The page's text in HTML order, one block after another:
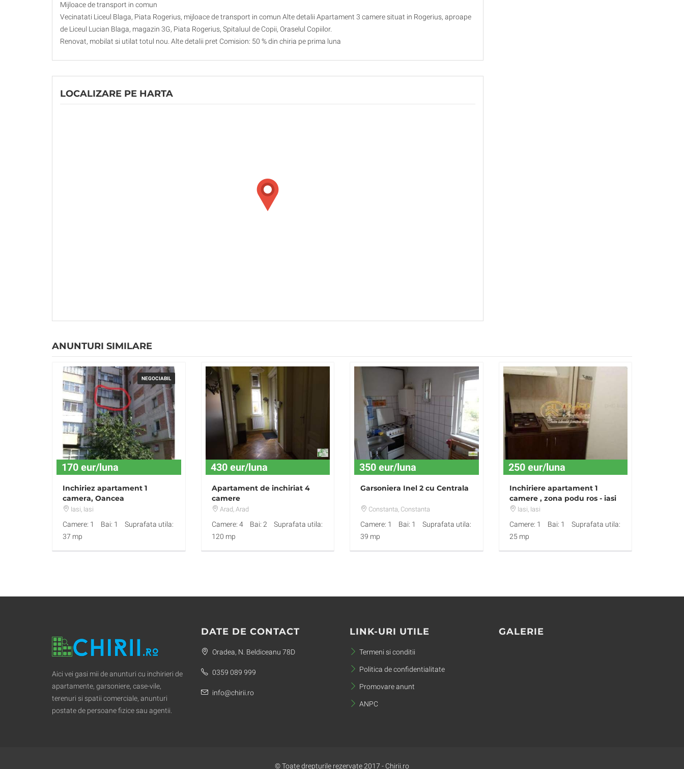
Mijloace de transport in comun
Vecinatati Liceul Blaga, Piata Rogerius, mijloace de transport in comun Alte detalii Apartament 3 camere situat in Rogerius, aproape
de Liceul Lucian Blaga, magazin 3G, Piata Rogerius, Spitaluul de Copii, Oraselul Copiilor.
Renovat, mobilat si utilat totul nou. Alte detalii pret Comision: 50 % din chiria pe prima luna
LOCALIZARE PE HARTA
ANUNTURI SIMILARE
NEGOCIABIL
170 eur/luna
Inchiriez apartament 1
camera, Oancea
Iasi, Iasi
Camere: 1 Bai: 1
Suprafata utila:
37 mp
430 eur/luna
Apartament de inchiriat 4
camere
Arad, Arad
Camere: 4 Bai: 2
Suprafata utila:
120 mp
350 eur/luna
Garsoniera Inel 2 cu Centrala
Constanta, Constanta
Camere: 1 Bai: 1
Suprafata utila:
39 mp
250 eur/luna
Inchiriere apartament 1
camere , zona podu ros - iasi
Iasi, Iasi
Camere: 1 Bai: 1
Suprafata utila:
25 mp
Aici vei gasi mii de anunturi cu inchirieri de
apartamente, garsoniere, case-vile,
terenuri si spatii comerciale, anunturi
postate de persoane fizice sau agentii.
DATE DE CONTACT
Oradea, N. Beldiceanu 78D
0359 089 999
info@chirii.ro
LINK-URI UTILE
Termeni si conditii
Politica de confidentialitate
Promovare anunt
ANPC
GALERIE
© Toate drepturile rezervate 2017 - Chirii.ro